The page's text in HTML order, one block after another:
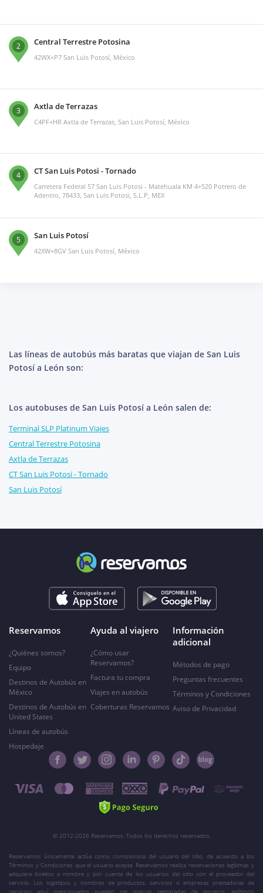
2 Central Terrestre Potosina
42WX+P7 San Luis Potosí, México
3 Axtla de Terrazas
C4PF+HR Axtla de Terrazas, San Luis Potosí, México
4 CT San Luis Potosi - Tornado
Carretera Federal 57 San Luis Potosi - Matehuala KM 4+520 Potrero de
Adentro, 78433, San Luis Potosi, S.L.P, MEX
5 San Luis Potosí
42XW+8GV San Luis Potosí, México
Las líneas de autobús más baratas que viajan de San Luis
Potosí a León son:
Los autobuses de San Luis Potosí a León salen de:
Terminal SLP Platinum Viajes
Central Terrestre Potosina
Axtla de Terrazas
CT San Luis Potosi - Tornado
San Luis Potosí
Reservamos
¿Quiénes somos?
Equipo
Destinos de Autobús en
México
Destinos de Autobús en
United States
Líneas de autobús
Hospedaje
Ayuda al viajero
¿Cómo usar
Reservamos?
Factura tu compra
Viajes en autobús
Coberturas Reservamos
Información
adicional
Métodos de pago
Preguntas frecuentes
Términos y Condiciones
Aviso de Privacidad
© 2012-2026 Reservamos. Todos los derechos reservados.
Reservamos únicamente actúa como comisionista del usuario del sitio, de acuerdo a los
Términos y Condiciones que el usuario acepta. Reservamos realiza reservaciones legítimas y
adquiere boletos a nombre y por cuenta de los usuarios del sitio con el proveedor del
servicio. Los logotipos y nombres de productos, servicios o empresas prestadoras de